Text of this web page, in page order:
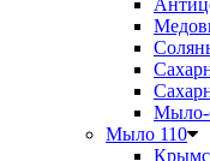
Мыло-
Мыло 110